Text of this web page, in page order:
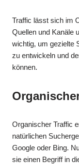
Traffic lässt sich im
Quellen und Kanäle
wichtig, um gezielte
zu entwickeln und
können.
Organischer Traffic
natürlichen
Google oder Bing.
sie einen Begriff in